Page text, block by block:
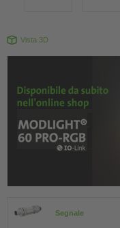
Vista 3D
Segnale